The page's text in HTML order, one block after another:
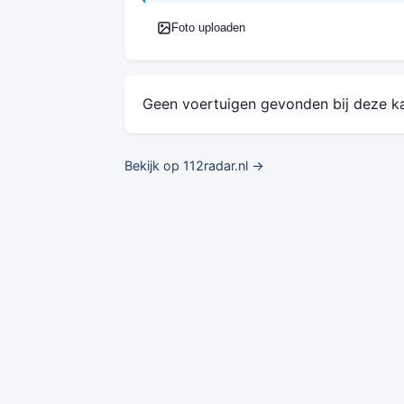
Foto uploaden
Geen voertuigen gevonden bij deze
Bekijk op 112radar.nl →